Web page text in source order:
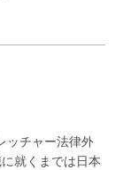
ッチャー法律外
就くまでは日本